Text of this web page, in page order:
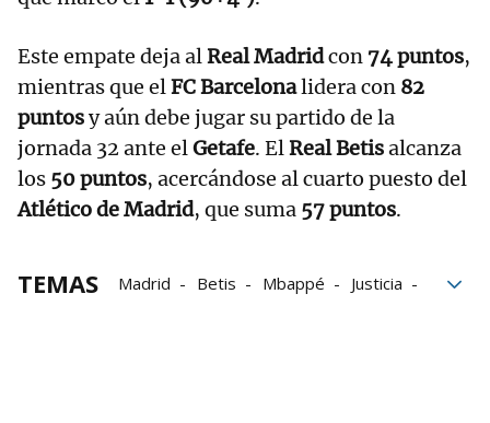
Este empate deja alReal Madridcon 74 puntos,
mientras que elFC Barcelonalidera con 82
puntosy aún debe jugar su partido de la
jornada 32 ante elGetafe. ElReal Betisalcanza
los 50 puntos, acercándose al cuarto puesto del
Atlético de Madrid, que suma 57 puntos.
TEMAS Madrid Betis Mbappé
Justicia